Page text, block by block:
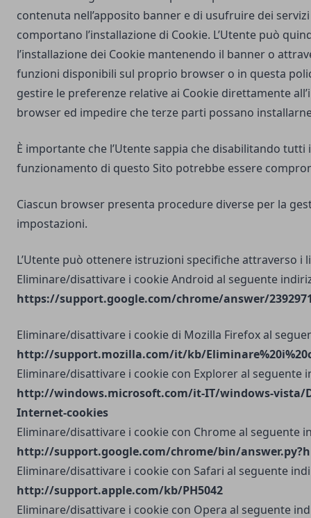
contenuta nell’apposito banner e di usufruire dei
comportano l’installazione di Cookie. L’Utente può
l’installazione dei Cookie mantenendo il banner o
funzioni disponibili sul proprio browser o in questa
gestire le preferenze relative ai Cookie direttamente
browser ed impedire che terze parti possano
È importante che l’Utente sappia che disabilitando tutti
funzionamento di questo Sito potrebbe essere
Ciascun browser presenta procedure diverse per la
impostazioni.
L’Utente può ottenere istruzioni specifiche attraverso i
Eliminare/disattivare i cookie Android al seguente
https://support.google.com/chrome/answer/
Eliminare/disattivare i cookie di Mozilla Firefox al
http://support.mozilla.com/it/kb/
Eliminare/disattivare i cookie con Explorer al seguente
http://windows.microsoft.com/it-IT/windows-vista/
Internet-cookies
Eliminare/disattivare i cookie con Chrome al seguente
http://support.google.com/chrome/bin/
Eliminare/disattivare i cookie con Safari al seguente
http://support.apple.com/kb/PH5042
Eliminare/disattivare i cookie con Opera al seguente